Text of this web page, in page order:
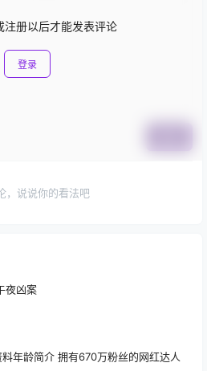
注册以后才能发表评论
登录
，说说你的看法吧
夜凶案
年龄简介 拥有670万粉丝的网红达人